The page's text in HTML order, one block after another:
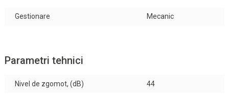
Gestionare Mecanic
Parametri tehnici
Nivel de zgomot, (dB) 44